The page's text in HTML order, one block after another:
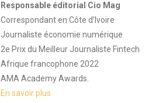
Responsable éditorial Cio Mag
Correspondant en Côte d’Ivoire
Journaliste économie numérique
2e Prix du Meilleur Journaliste Fintech
Afrique francophone 2022
AMA Academy Awards.
En savoir plus